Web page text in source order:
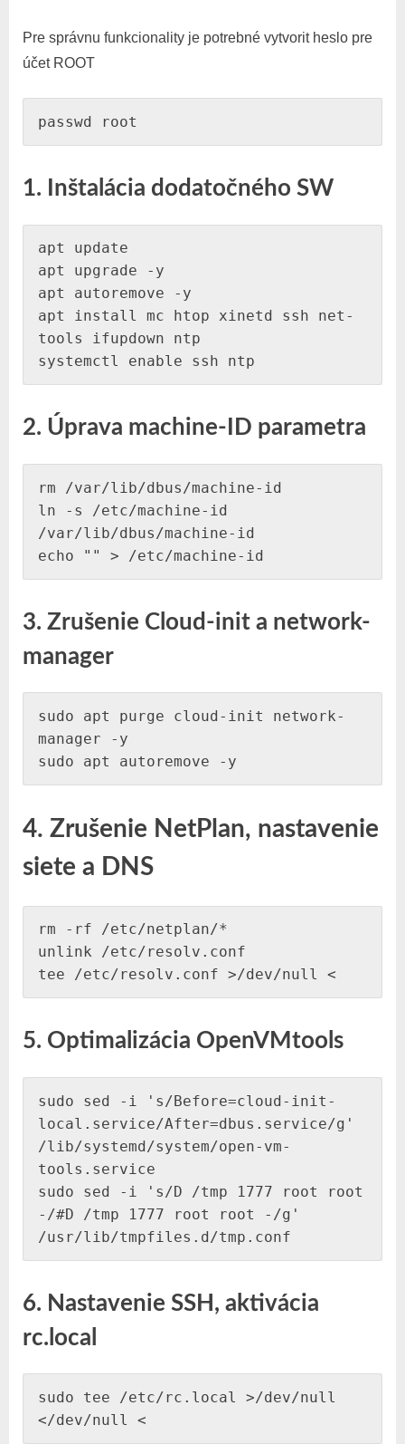
Pre správnu funkcionality je potrebné vytvorit heslo pre
účet ROOT
passwd root
1. Inštalácia dodatočného SW
apt update
apt upgrade -y
apt autoremove -y
apt install mc htop xinetd ssh net-
tools ifupdown ntp
systemctl enable ssh ntp
2. Úprava machine-ID parametra
rm /var/lib/dbus/machine-id
ln -s /etc/machine-id
/var/lib/dbus/machine-id
echo "" > /etc/machine-id
3. Zrušenie Cloud-init a network-
manager
sudo apt purge cloud-init network-
manager -y
sudo apt autoremove -y
4. Zrušenie NetPlan, nastavenie
siete a DNS
rm -rf /etc/netplan/*
unlink /etc/resolv.conf
tee /etc/resolv.conf >/dev/null <
5. Optimalizácia OpenVMtools
sudo sed -i 's/Before=cloud-init-
local.service/After=dbus.service/g'
/lib/systemd/system/open-vm-
tools.service
sudo sed -i 's/D /tmp 1777 root root
-/#D /tmp 1777 root root -/g'
/usr/lib/tmpfiles.d/tmp.conf
6. Nastavenie SSH, aktivácia
rc.local
sudo tee /etc/rc.local >/dev/null
</dev/null <